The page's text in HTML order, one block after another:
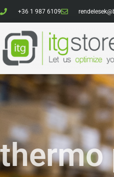
+36 1 987 6109
thermo